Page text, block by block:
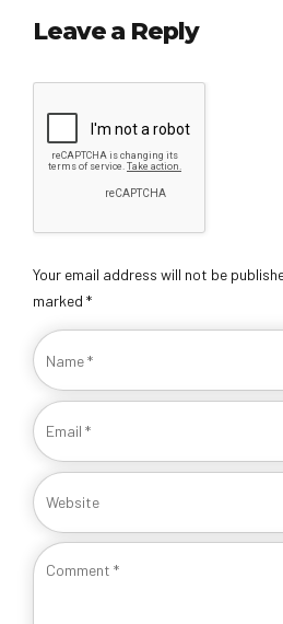
Leave a Reply
Your email address will not be
marked *